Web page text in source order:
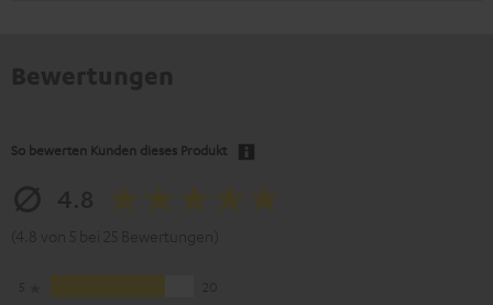
So bewerten Kunden dieses Produkt